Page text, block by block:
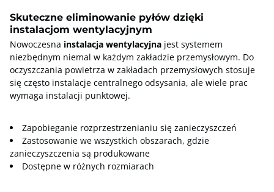
Skuteczne eliminowanie pyłów dzięki
instalacjom wentylacyjnym
Nowoczesna instalacja wentylacyjna jest systemem
niezbędnym niemal w każdym zakładzie przemysłowym. Do
oczyszczania powietrza w zakładach przemysłowych stosuje
się często instalacje centralnego odsysania, ale wiele prac
wymaga instalacji punktowej.
Zapobieganie rozprzestrzenianiu się zanieczyszczeń
Zastosowanie we wszystkich obszarach, gdzie
zanieczyszczenia są produkowane
Dostępne w różnych rozmiarach